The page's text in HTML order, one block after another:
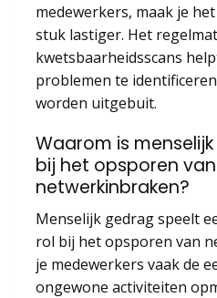
medewerkers, maak je
stuk lastiger. Het
kwetsbaarheidsscans
problemen te
worden uitgebuit.
Waarom is
bij het opsporen van
netwerkinbraken?
Menselijk gedrag speelt
rol bij het opsporen van
je medewerkers vaak de
ongewone activiteiten